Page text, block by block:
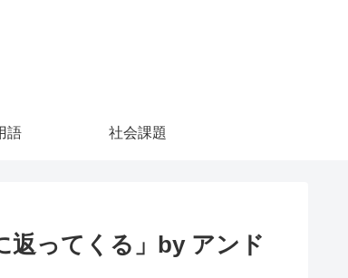
語 社会課題
返ってくる」by アンド